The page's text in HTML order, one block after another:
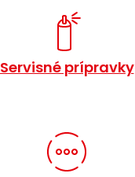
Servisné prípravky